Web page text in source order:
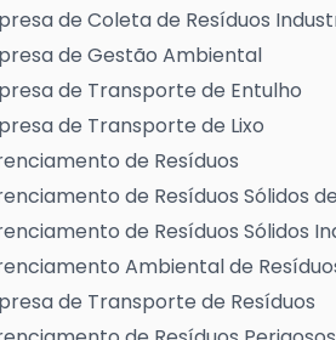
de Coleta de Resíduos
de Gestão Ambiental
de Transporte de Entulho
de Transporte de Lixo
de Resíduos
de Resíduos Sólidos
de Resíduos Sólidos
Ambiental de
de Transporte de Resíduos